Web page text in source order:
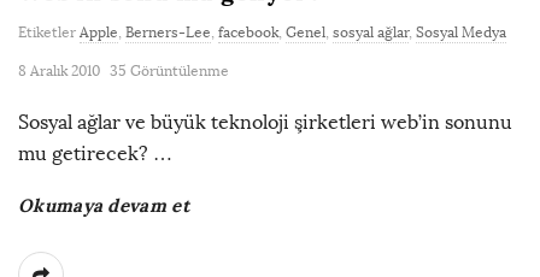
Etiketler Apple Berners-Lee facebook, Genel sosyal ağlar, Sosyal Medya
8 Aralık 2010 35 Görüntülenme
Sosyal ağlar ve büyük teknoloji şirketleri web’in sonunu
mu getirecek? …
Okumaya devam et